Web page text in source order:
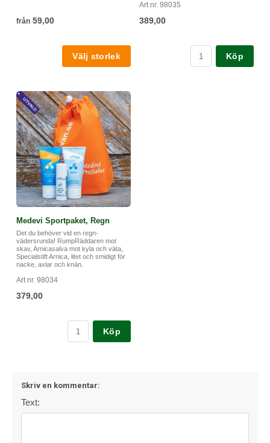
från 59,00
Art nr. 98035
389,00
Köp
Medevi Sportpaket, Regn
Det du behöver vid en regn-
vädersrunda! RumpRäddaren mot
skav, Arnicasalva mot kyla och väta,
Specialstift Arnica, litet och smidigt för
nacke, axlar och knän.
Art nr. 98034
379,00
Köp
Skriv en kommentar:
Text: